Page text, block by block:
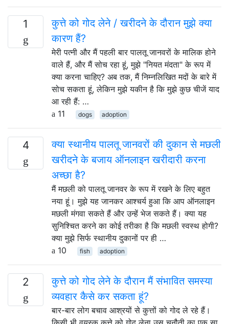
1
कुत्ते को गोद लेने / खरीदने के दौरान मुझे क्या
कारण हैं?
मेरी पत्नी और मैं पहली बार पालतू जानवरों के मालिक होने
वाले हैं, और मैं सोच रहा हूं, मुझे "नियत मंदता" के रूप में
क्या करना चाहिए? अब तक, मैं निम्नलिखित मदों के बारे में
सोच सकता हूं, लेकिन मुझे यकीन है कि मुझे कुछ चीजें याद
आ रही हैं: …
11
dogs adoption
4
क्या स्थानीय पालतू जानवरों की दुकान से मछली
खरीदने के बजाय ऑनलाइन खरीदारी करना
अच्छा है?
मैं मछली को पालतू जानवर के रूप में रखने के लिए बहुत
नया हूं। मुझे यह जानकर आश्चर्य हुआ कि आप ऑनलाइन
मछली मंगवा सकते हैं और उन्हें भेज सकते हैं। क्या यह
सुनिश्चित करने का कोई तरीका है कि मछली स्वस्थ होगी?
क्या मुझे सिर्फ स्थानीय दुकानों पर ही …
10
fish adoption
2
कुत्ते को गोद लेने के दौरान मैं संभावित समस्या
व्यवहार कैसे कर सकता हूं?
बार-बार लोग बचाव आश्रयों से कुत्तों को गोद ले रहे हैं।